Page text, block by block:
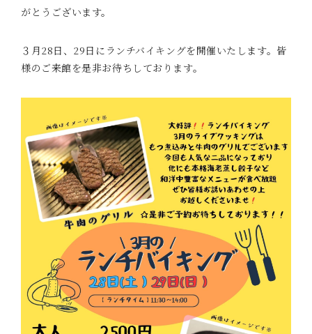
がとうございます。
３月28日、29日にランチバイキングを開催いたします。皆
様のご来館を是非お待ちしております。